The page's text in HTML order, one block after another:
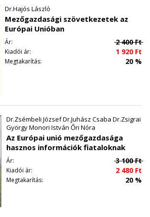
Dr.Hajós László
Mezőgazdasági szövetkezetek az
Európai Unióban
Ár: 2 400Ft
Kiadói ár: 1 920 Ft
Megtakarítás: 20 %
Dr.Zsémbeli József Dr.Juhász Csaba Dr.Zsigrai
György Monori István Őri Nóra
Az Európai unió mezőgazdasága
hasznos információk fiataloknak
Ár: 3 100Ft
Kiadói ár: 2 480 Ft
Megtakarítás: 20 %